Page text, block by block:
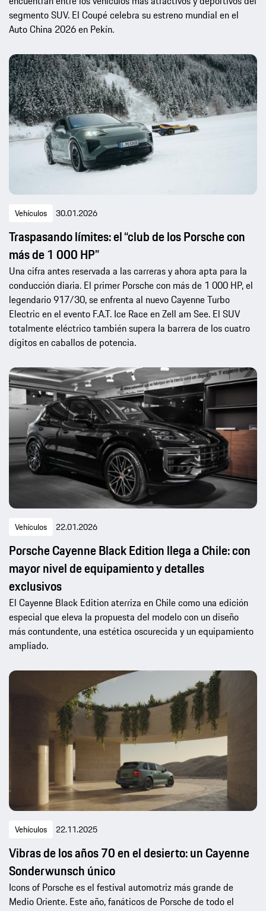
segmento SUV. El Coupé celebra su estreno mundial en el
Auto China 2026 en Pekín.
Vehículos 30.01.2026
Traspasando límites: el “club de los Porsche con
más de 1 000 HP”
Una cifra antes reservada a las carreras y ahora apta para la
conducción diaria. El primer Porsche con más de 1 000 HP, el
legendario 917/30, se enfrenta al nuevo Cayenne Turbo
Electric en el evento F.A.T. Ice Race en Zell am See. El SUV
totalmente eléctrico también supera la barrera de los cuatro
dígitos en caballos de potencia.
Vehículos 22.01.2026
Porsche Cayenne Black Edition llega a Chile: con
mayor nivel de equipamiento y detalles
exclusivos
El Cayenne Black Edition aterriza en Chile como una edición
especial que eleva la propuesta del modelo con un diseño
más contundente, una estética oscurecida y un equipamiento
ampliado.
Vehículos 22.11.2025
Vibras de los años 70 en el desierto: un Cayenne
Sonderwunsch único
Icons of Porsche es el festival automotriz más grande de
Medio Oriente. Este año, fanáticos de Porsche de todo el